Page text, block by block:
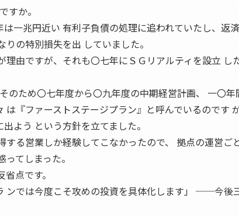
か。
一兆円近い 有利子負債の処理に追われていたし、返
の特別損失を出 していました。
由ですが、それも〇七年にＳＧリアルティを設立 し
ため〇七年度から〇九年度の中期経営計画、 一〇年
『ファーストステージプラン』と呼んでいるのです
よう という方針を立てました。
する営業しか経験してこなかったので、 拠点の運営ご
てしまった。
点です。
ンでは今度こそ攻めの投資を具体化します」 ──今後